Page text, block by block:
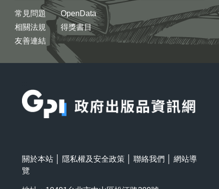
常見問題
相關法規
友善連結
OpenData
得獎書目
關於本站 隱私權及安全政策 聯絡我們
網站導
覽